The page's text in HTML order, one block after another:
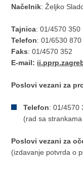
Načelnik: Željko
Tajnica: 01/4570 350
Telefon: 01/6530 870
Faks: 01/4570 352
E-mail:
Poslovi vezani za
Telefon: 01/4570
(rad sa
Poslovi vezani za
(izdavanje potvrda o